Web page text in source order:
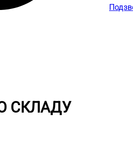
СКЛАДУ